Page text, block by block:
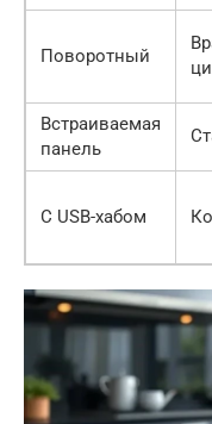
Поворотный
Встраиваемая
панель
С USB-хабом